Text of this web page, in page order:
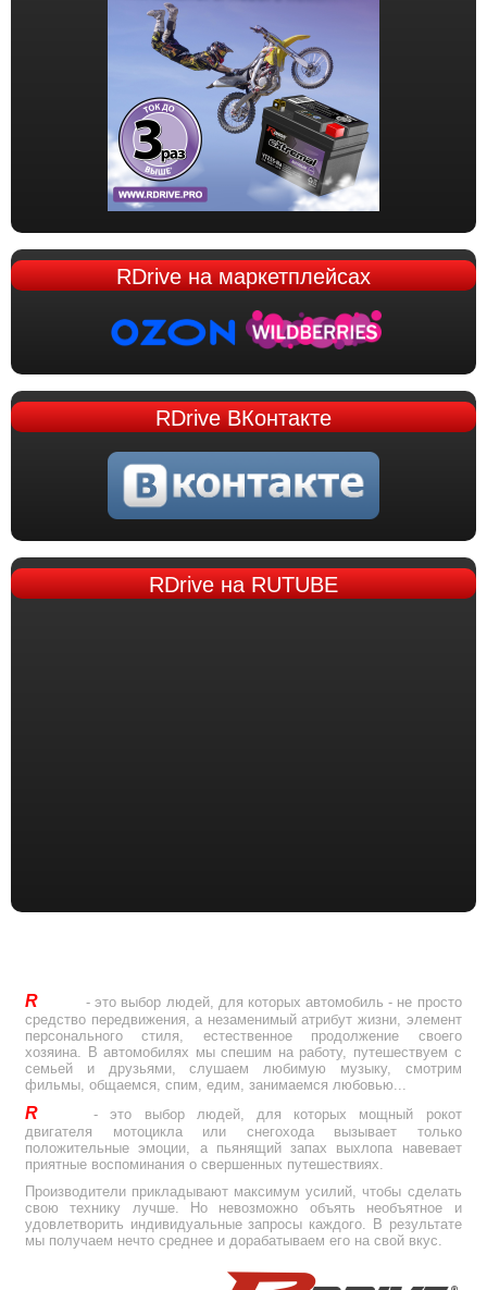
RDriveна маркетплейсах
RDriveВКонтакте
RDriveна RUTUBE
R
- это выбор людей, для которых автомобиль - не просто
средство передвижения, а незаменимый атрибут жизни, элемент
персонального стиля, естественное продолжение своего
хозяина. В автомобилях мы спешим на работу, путешествуем с
семьей и друзьями, слушаем любимую музыку, смотрим
фильмы, общаемся, спим, едим, занимаемся любовью...
R
- это выбор людей, для которых мощный рокот
двигателя мотоцикла или снегохода вызывает только
положительные эмоции, а пьянящий запах выхлопа навевает
приятные воспоминания о свершенных путешествиях.
Производители прикладывают максимум усилий, чтобы сделать
свою технику лучше. Но невозможно объять необъятное и
удовлетворить индивидуальные запросы каждого. В результате
мы получаем нечто среднее и дорабатываем его на свой вкус.